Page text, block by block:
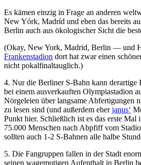
Es kämen einzig in Frage an anderen
New Yórk, Madríd und eben das bereits
Berlin auch aus ökologischer Sicht die
(Okay, New York, Madrid, Berlin — und
Frankenstadion dort hat zwar einen
nicht pokalfinaltauglich.)
4. Nur die Berliner S-Bahn kann derartige
bei einem ausverkauften Olympiastadion
Nörgeleien über langsame Abfertigungen
zu lesen sind (und außerdem eherjanus‘
Punkt hier. Schließlich ist es das erste Mal
75.000 Menschen nach Abpfiff vom
sollten auch 1-2 S-Bahnen alle halbe
5. Die Fangruppen fallen in der Stadt
seinen wagemutigen Aufenthalt in Berlin